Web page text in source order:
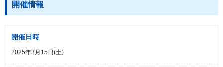
開催情報
開催日時
2025年3月15日(土)